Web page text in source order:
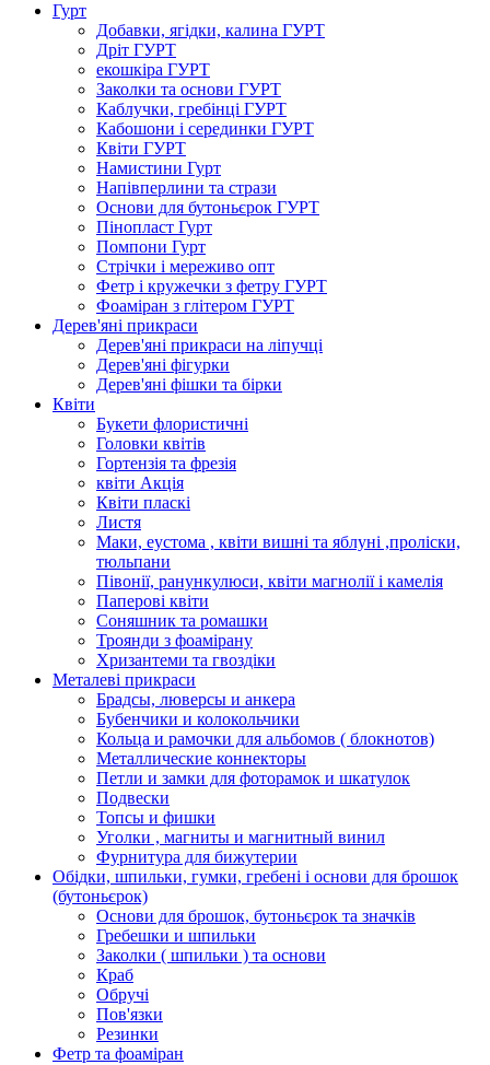
Гурт
Добавки, ягідки, калина ГУРТ
Дріт ГУРТ
екошкіра ГУРТ
Заколки та основи ГУРТ
Каблучки, гребінці ГУРТ
Кабошони і серединки ГУРТ
Квіти ГУРТ
Намистини Гурт
Напівперлини та стрази
Основи для бутоньєрок ГУРТ
Пінопласт Гурт
Помпони Гурт
Стрічки і мереживо опт
Фетр і кружечки з фетру ГУРТ
Фоаміран з глітером ГУРТ
Дерев'яні прикраси
Дерев'яні прикраси на ліпучці
Дерев'яні фігурки
Дерев'яні фішки та бірки
Квіти
Букети флористичні
Головки квітів
Гортензія та фрезія
квіти Акція
Квіти пласкі
Листя
Маки, еустома , квіти вишні та яблуні ,проліски,
тюльпани
Півонії, ранункулюси, квіти магнолії і камелія
Паперові квіти
Соняшник та ромашки
Троянди з фоамірану
Хризантеми та гвоздіки
Металеві прикраси
Брадсы, люверсы и анкера
Бубенчики и колокольчики
Кольца и рамочки для альбомов ( блокнотов)
Металлические коннекторы
Петли и замки для фоторамок и шкатулок
Подвески
Топсы и фишки
Уголки , магниты и магнитный винил
Фурнитура для бижутерии
Обідки, шпильки, гумки, гребені і основи для брошок
(бутоньєрок)
Основи для брошок, бутоньєрок та значків
Гребешки и шпильки
Заколки ( шпильки ) та основи
Краб
Обручі
Пов'язки
Резинки
Фетр та фоаміран